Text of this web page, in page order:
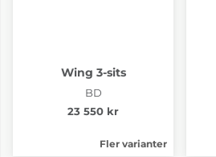
Wing 3-sits
BD
23 550 kr
Fler varianter